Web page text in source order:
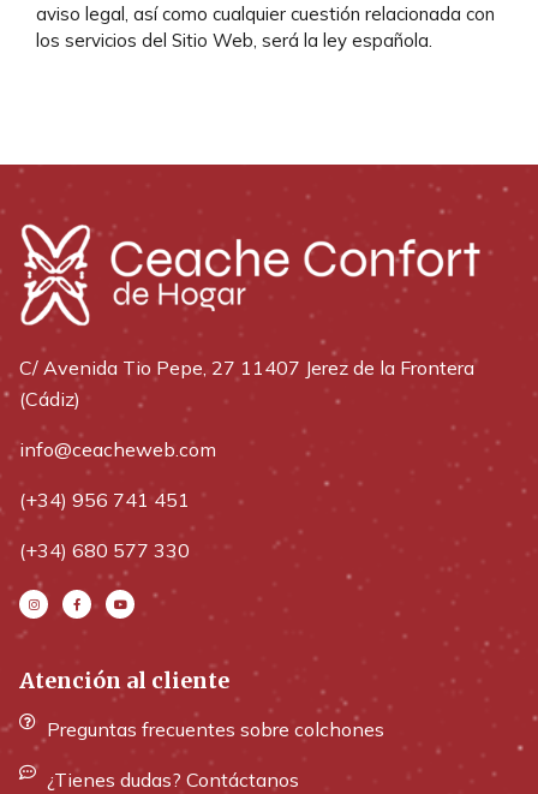
aviso legal, así como cualquier cuestión relacionada con
los servicios del Sitio Web, será la ley española.
C/ Avenida Tio Pepe, 27 11407 Jerez de la Frontera
(Cádiz)
info@ceacheweb.com
(+34) 956 741 451
(+34) 680 577 330
Atención al cliente
Preguntas frecuentes sobre colchones
¿Tienes dudas? Contáctanos